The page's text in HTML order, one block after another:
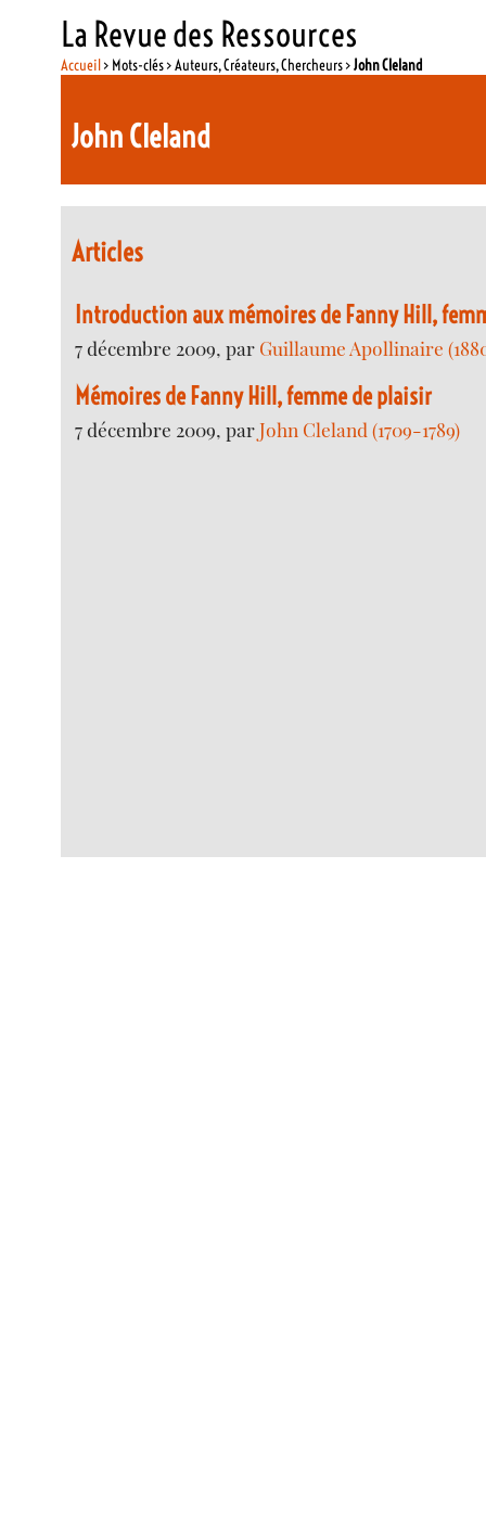
La Revue des Ressources
Accueil> Mots-clés > Auteurs, Créateurs, Chercheurs >John Cleland
John Cleland
Articles
Introduction aux mémoires de Fanny Hill,
7 décembre 2009, par Guillaume Apollinaire
Mémoires de Fanny Hill, femme de plaisir
7 décembre 2009, parJohn Cleland (1709-1789)